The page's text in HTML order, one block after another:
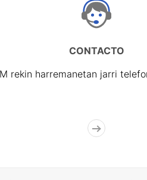
CONTACTO
rekin harremanetan jarri